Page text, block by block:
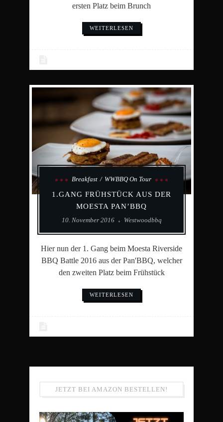
ersten Platz beim Brunch
WEITERLESEN
Breakfast WWBBQ On Tour
1.GANG FRÜHSTÜCK AUS DER
MOESTA PAN’BBQ
10. November 2016 Westwoodbbq
Hier nun der 1. Gang beim Moesta Riverside
BBQ Battle 2016 aus der Pan'BBQ, welcher
den zweiten Platz beim Frühstück
WEITERLESEN
JETZT BEI AMAZON BESTELLEN!